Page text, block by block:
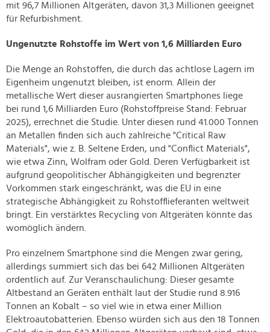
mit 96,7 Millionen Altgeräten, davon 31,3 Millionen geeignet
für Refurbishment.
Ungenutzte Rohstoffe im Wert von 1,6 Milliarden Euro
Die Menge an Rohstoffen, die durch das achtlose Lagern im
Eigenheim ungenutzt bleiben, ist enorm. Allein der
metallische Wert dieser ausrangierten Smartphones liege
bei rund 1,6 Milliarden Euro (Rohstoffpreise Stand: Februar
2025), errechnet die Studie. Unter diesen rund 41.000 Tonnen
an Metallen finden sich auch zahlreiche "Critical Raw
Materials", wie z. B. Seltene Erden, und "Conflict Materials",
wie etwa Zinn, Wolfram oder Gold. Deren Verfügbarkeit ist
aufgrund geopolitischer Abhängigkeiten und begrenzter
Vorkommen stark eingeschränkt, was die EU in eine
strategische Abhängigkeit zu Rohstofflieferanten weltweit
bringt. Ein verstärktes Recycling von Altgeräten könnte das
womöglich ändern.
Pro einzelnem Smartphone sind die Mengen zwar gering,
allerdings summiert sich das bei 642 Millionen Altgeräten
ordentlich auf. Zur Veranschaulichung: Dieser gesamte
Altbestand an Geräten enthält laut der Studie rund 8.916
Tonnen an Kobalt – so viel wie in etwa einer Million
Elektroautobatterien. Ebenso würden sich aus den 18 Tonnen